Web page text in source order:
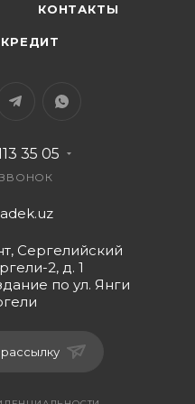
КОНТАКТЫ
35 05
Сергелийский
2, д. 1
по ул. Янги